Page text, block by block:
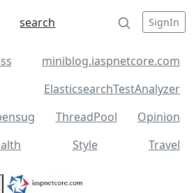
search SignIn
miniblog.iaspnetcore.com
ElasticsearchTestAnalyzer
ThreadPool
Opinion
Style Travel